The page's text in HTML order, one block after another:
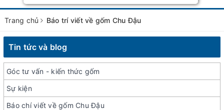
navigation
Trang chủ Báo trí viết về gốm Chu Đậu
Tin tức và blog
Góc tư vấn - kiến thức gốm
Sự kiện
Báo chí viết về gốm Chu Đậu